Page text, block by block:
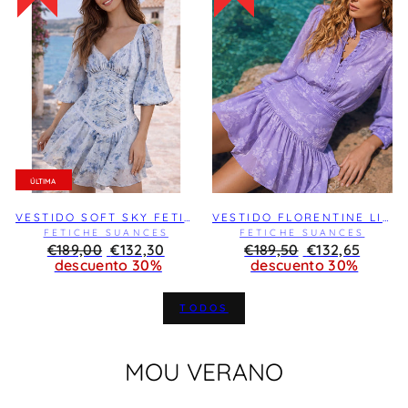
ÚLTIMA
FETICHE SUANCES
Precio
habitual
€189,00 REBAJA
€132,30
descuento 30%
FETICHE SUANCES
Precio
habitual
€189,50 REBAJA
€132,65
descuento 30%
TODOS
MOU VERANO